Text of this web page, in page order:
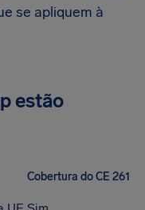
se apliquem à
estão
Cobertura do CE 261